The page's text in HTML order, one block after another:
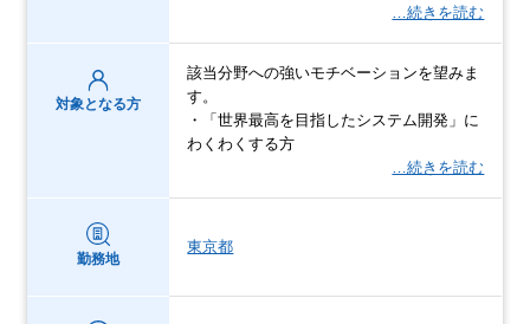
…続きを読む
対象となる方
該当分野への強いモチベーションを望みま
す。
・「世界最高を目指したシステム開発」に
わくわくする方
…続きを読む
勤務地
東京都